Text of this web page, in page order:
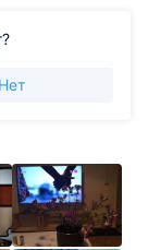
Нет